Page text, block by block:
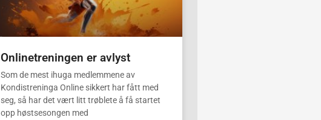
Onlinetreningen er avlyst
Som de mest ihuga medlemmene av
Kondistreninga Online sikkert har fått med
seg, så har det vært litt trøblete å få startet
opp høstsesongen med